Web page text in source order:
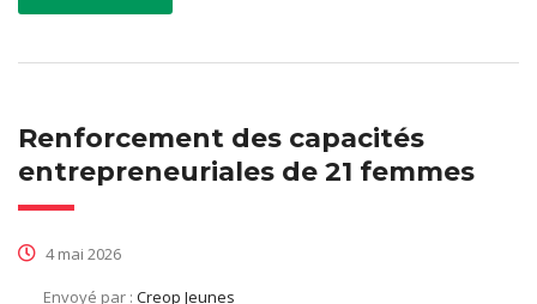
Renforcement des capacités
entrepreneuriales de 21 femmes
4 mai 2026
Envoyé par : Creop Jeunes